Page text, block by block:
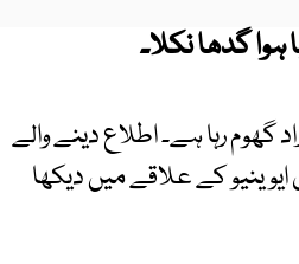
گدھا نکلا۔
گھوم رہا ہے۔ اطلاع دینے والے
ایوینیو کے علاقے میں دیکھا